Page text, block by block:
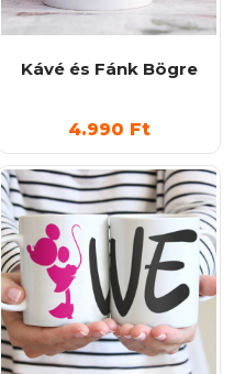
Kávé és Fánk Bögre
4.990 Ft